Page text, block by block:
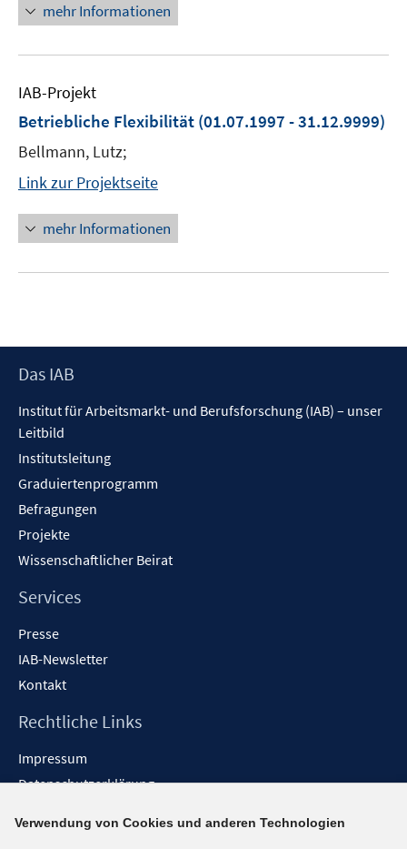
mehr Informationen
IAB-Projekt
Betriebliche Flexibilität (01.07.1997 - 31.12.9999)
Bellmann, Lutz;
Link zur Projektseite
mehr Informationen
Footer
Das IAB
Institut für Arbeitsmarkt- und Berufsforschung (IAB) – unser
Leitbild
Institutsleitung
Graduiertenprogramm
Befragungen
Projekte
Wissenschaftlicher Beirat
Services
Presse
IAB-Newsletter
Kontakt
Rechtliche Links
Impressum
Datenschutzerklärung
Barrieren melden
Verwendung von Cookies und anderen Technologien